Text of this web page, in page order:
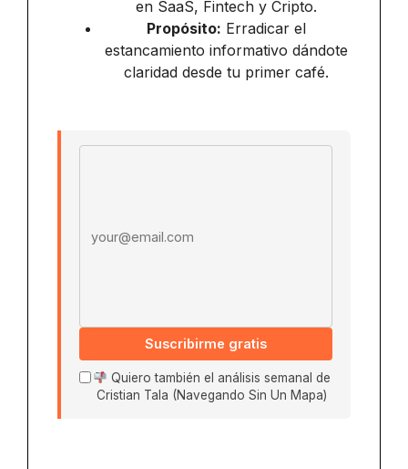
en SaaS, Fintech y Cripto.
Propósito: Erradicar el
estancamiento informativo dándote
claridad desde tu primer café.
Suscribirme gratis
Quiero también el análisis semanal de
Cristian Tala (Navegando Sin Un Mapa)